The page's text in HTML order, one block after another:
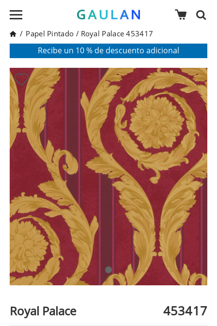
/ Papel Pintado / Royal Palace 453417
Pon en tu cesta el código:AGOSTO2026
Recibe un 10 % de descuento adicional
* Válido para pedidos superiores a 120€
Royal Palace 453417